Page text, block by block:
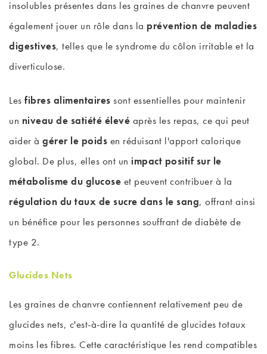
insolubles présentes dans les graines de chanvre peuvent
également jouer un rôle dans la prévention de maladies
digestives, telles que le syndrome du côlon irritable et la
diverticulose.
Les fibres alimentaires sont essentielles pour maintenir
un niveau de satiété élevé après les repas, ce qui peut
aider à gérer le poids en réduisant l'apport calorique
global. De plus, elles ont un impact positif sur le
métabolisme du glucose et peuvent contribuer à la
régulation du taux de sucre dans le sang, offrant ainsi
un bénéfice pour les personnes souffrant de diabète de
type 2.
Glucides Nets
Les graines de chanvre contiennent relativement peu de
glucides nets, c'est-à-dire la quantité de glucides totaux
moins les fibres. Cette caractéristique les rend compatibles